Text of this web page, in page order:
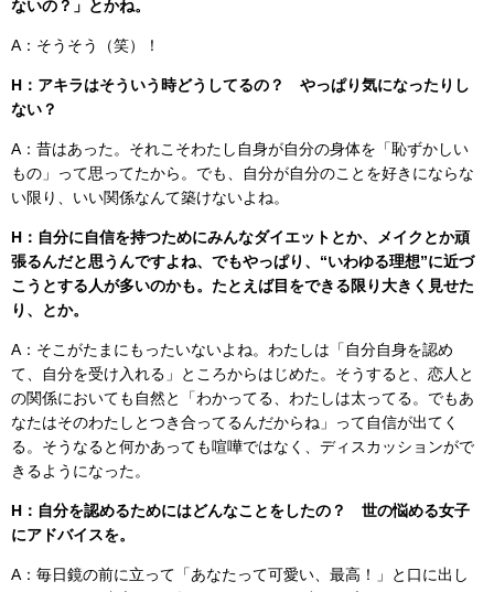
ないの？」とかね。
A：そうそう（笑）！
H：アキラはそういう時どうしてるの？ やっぱり気になったりし
ない？
A：昔はあった。それこそわたし自身が自分の身体を「恥ずかしい
もの」って思ってたから。でも、自分が自分のことを好きにならな
い限り、いい関係なんて築けないよね。
H：自分に自信を持つためにみんなダイエットとか、メイクとか頑
張るんだと思うんですよね、でもやっぱり、“いわゆる理想”に近づ
こうとする人が多いのかも。たとえば目をできる限り大きく見せた
り、とか。
A：そこがたまにもったいないよね。わたしは「自分自身を認め
て、自分を受け入れる」ところからはじめた。そうすると、恋人と
の関係においても自然と「わかってる、わたしは太ってる。でもあ
なたはそのわたしとつき合ってるんだからね」って自信が出てく
る。そうなると何かあっても喧嘩ではなく、ディスカッションがで
きるようになった。
H：自分を認めるためにはどんなことをしたの？ 世の悩める女子
にアドバイスを。
A：毎日鏡の前に立って「あなたって可愛い、最高！」と口に出し